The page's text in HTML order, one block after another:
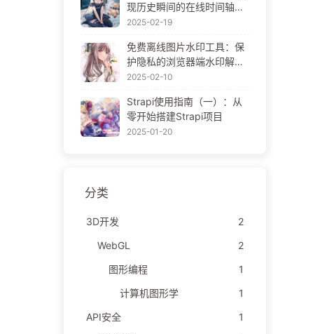
现历史瞬间的在线时间轴相
册 | Historical Photo Timeli
2025-02-19
免费离线图片水印工具：保
护隐私的浏览器端水印解决
方案 | Free Offline Image
2025-02-10
Strapi使用指南（一）：从
零开始搭建Strapi项目
2025-01-20
分类
3D开发
2
WebGL
2
图形编程
1
计算机图形学
1
API安全
1